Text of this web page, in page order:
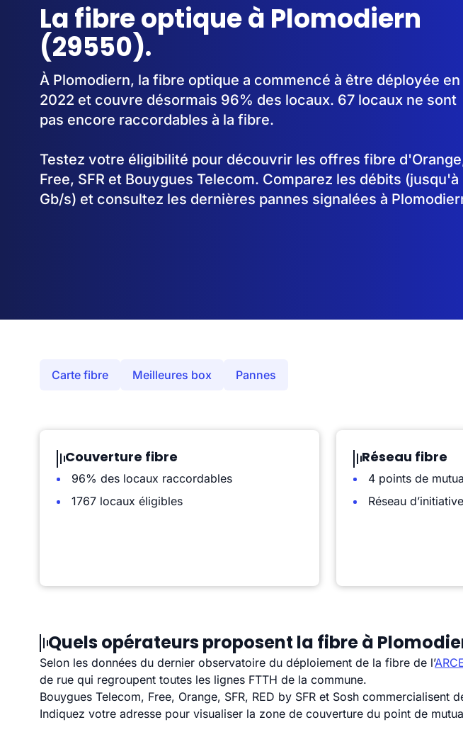
La fibre optique à Plomodiern
(29550).
À Plomodiern, la fibre optique a commencé à être déployée en
2022 et couvre désormais 96% des locaux. 67 locaux ne sont
pas encore raccordables à la fibre.
Testez votre éligibilité pour découvrir les offres fibre
Free, SFR et Bouygues Telecom. Comparez les débits (jusqu'à
Gb/s) et consultez les dernières pannes signalées à
Carte fibre Meilleures box Pannes
Couverture fibre
96% des locaux raccordables
1767 locaux éligibles
Réseau fibre
4 points de
Réseau
Quels opérateurs proposent la fibre à
Selon les données du dernier observatoire du déploiement de la fibre de l’
de rue qui regroupent toutes les lignes FTTH de la commune.
Bouygues Telecom, Free, Orange, SFR, RED by SFR et Sosh
Indiquez votre adresse pour visualiser la zone de couverture du point de